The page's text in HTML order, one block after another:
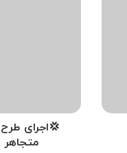
متجاهر